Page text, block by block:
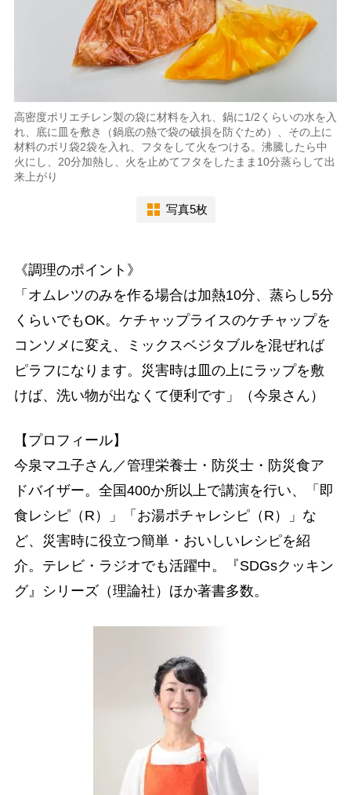
高密度ポリエチレン製の袋に材料を入れ、鍋に1/2くらいの水を入
れ、底に皿を敷き（鍋底の熱で袋の破損を防ぐため）、その上に
材料のポリ袋2袋を入れ、フタをして火をつける。沸騰したら中
火にし、20分加熱し、火を止めてフタをしたまま10分蒸らして出
来上がり
写真5枚
《調理のポイント》
「オムレツのみを作る場合は加熱10分、蒸らし5分
くらいでもOK。ケチャップライスのケチャップを
コンソメに変え、ミックスベジタブルを混ぜれば
ピラフになります。災害時は皿の上にラップを敷
けば、洗い物が出なくて便利です」（今泉さん）
【プロフィール】
今泉マユ子さん／管理栄養士・防災士・防災食ア
ドバイザー。全国400か所以上で講演を行い、「即
食レシピ（R）」「お湯ポチャレシピ（R）」な
ど、災害時に役立つ簡単・おいしいレシピを紹
介。テレビ・ラジオでも活躍中。『SDGsクッキン
グ』シリーズ（理論社）ほか著書多数。